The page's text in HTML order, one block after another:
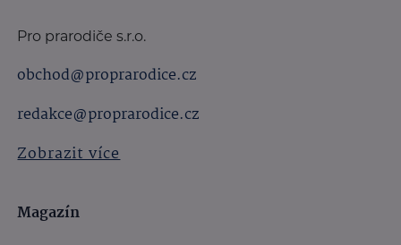
Pro prarodiče s.r.o.
obchod@proprarodice.cz
redakce@proprarodice.cz
Zobrazit více
Magazín